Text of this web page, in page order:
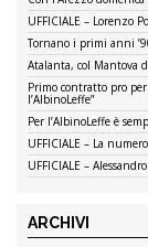
UFFICIALE – Lorenzo
Tornano i primi anni
Atalanta, col Mantova
Primo contratto pro
l’AlbinoLeffe”
Per l’AlbinoLeffe è
UFFICIALE – La
UFFICIALE –
ARCHIVI